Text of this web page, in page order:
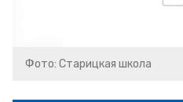
Фото: Старицкая школа